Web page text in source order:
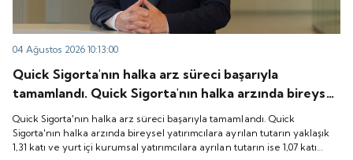
04 Ağustos 2026 10:13:00
Quick Sigorta'nın halka arz süreci başarıyla
tamamlandı. Quick Sigorta'nın halka arzında bireysel
yatırımcılara ayrılan tutarın yaklaşık 1,31 katı ve yurt
içi kurumsal yatırımcılara ayrılan tutarın ise 1,07 katı
talep geldi. Quick Sigorta, 6 Ağustos 2026 tarihinde
Quick Sigorta'nın halka arz süreci başarıyla tamamlandı. Quick
Sigorta'nın halka arzında bireysel yatırımcılara ayrılan tutarın yaklaşık
1,31 katı ve yurt içi kurumsal yatırımcılara ayrılan tutarın ise 1,07 katı